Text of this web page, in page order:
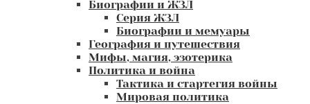
Биографии и ЖЗЛ
Серия ЖЗЛ
Биографии и мемуары
География и путешествия
Мифы, магия, эзотерика
Политика и война
Тактика и стартегия войны
Мировая политика